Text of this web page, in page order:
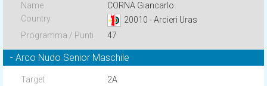
CORNA Giancarlo
20010 - Arcieri Uras
47
- Arco Nudo Senior Maschile
2A